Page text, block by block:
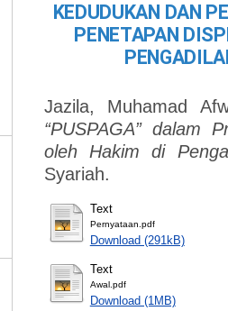
KEDUDUKAN DAN
PENETAPAN
Jazila, Muhamad
“PUSPAGA” dalam
oleh Hakim di
Syariah.
Text
Pernyataan.pdf
Download (291kB)
Text
Awal.pdf
Download (1MB)